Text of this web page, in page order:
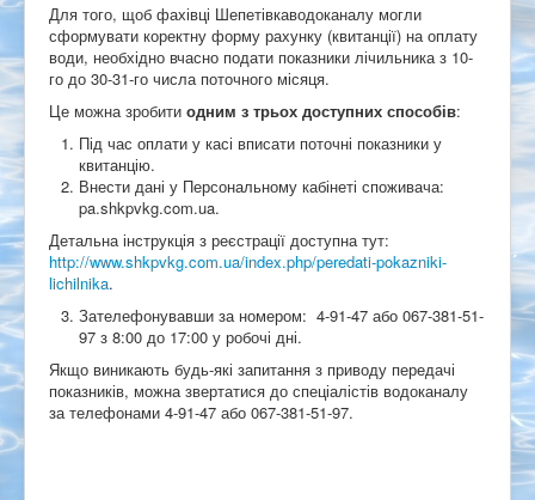
Для того, щоб фахівці Шепетівкаводоканалу могли
сформувати коректну форму рахунку (квитанції) на оплату
води, необхідно вчасно подати показники лічильника з 10-
го до 30-31-го числа поточного місяця.
Це можна зробити одним з трьох доступних способів:
Під час оплати у касі вписати поточні показники у
квитанцію.
Внести дані у Персональному кабінеті споживача:
pa.shkpvkg.com.ua.
Детальна інструкція з реєстрації доступна тут:
http://www.shkpvkg.com.ua/index.php/peredati-pokazniki-
lichilnika.
Зателефонувавши за номером: 4-91-47 або 067-381-51-
97 з 8:00 до 17:00 у робочі дні.
Якщо виникають будь-які запитання з приводу передачі
показників, можна звертатися до спеціалістів водоканалу
за телефонами 4-91-47 або 067-381-51-97.